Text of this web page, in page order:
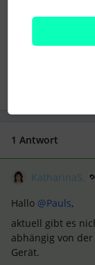
1 Antwort
KatharinaS.
Hallo ​ @Pauls,
aktuell gibt es
abhängig von
Gerät.